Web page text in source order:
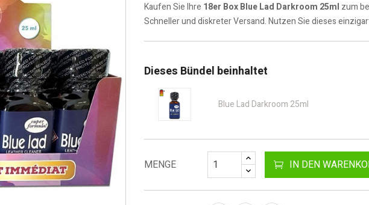
Kaufen Sie Ihre 18er Box Blue Lad Darkroom 25ml zum
Schneller und diskreter Versand. Nutzen Sie dieses
Dieses Bündel beinhaltet
Blue Lad Darkroom 25ml
MENGE IN DEN